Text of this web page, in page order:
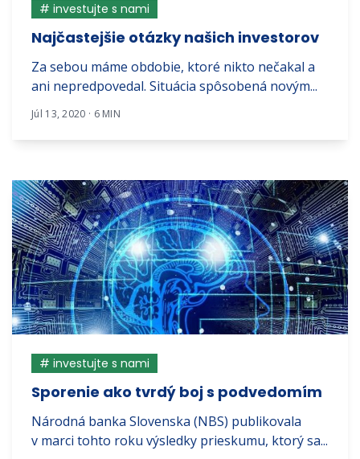
# investujte s nami
Najčastejšie otázky našich investorov
Za sebou máme obdobie, ktoré nikto nečakal a
ani nepredpovedal. Situácia spôsobená novým...
Júl 13, 2020 · 6 MIN
# investujte s nami
Sporenie ako tvrdý boj s podvedomím
Národná banka Slovenska (NBS) publikovala
v marci tohto roku výsledky prieskumu, ktorý sa...